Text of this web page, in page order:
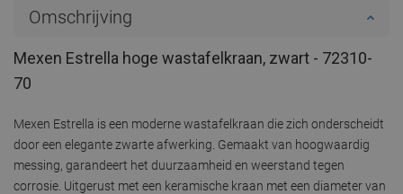
Omschrijving
Mexen Estrella hoge wastafelkraan, zwart - 72310-
70
Mexen Estrella is een moderne wastafelkraan die zich onderscheidt
door een elegante zwarte afwerking. Gemaakt van hoogwaardig
messing, garandeert het duurzaamheid en weerstand tegen
corrosie. Uitgerust met een keramische kraan met een diameter van